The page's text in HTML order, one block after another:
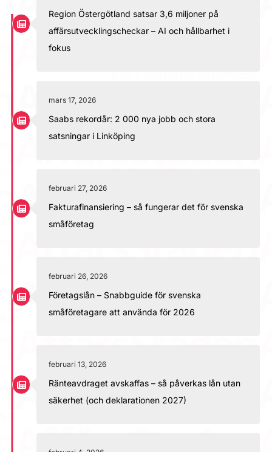
Region Östergötland satsar 3,6 miljoner på
affärsutvecklingscheckar – AI och hållbarhet i
fokus
mars 17, 2026
Saabs rekordår: 2 000 nya jobb och stora
satsningar i Linköping
februari 27, 2026
Fakturafinansiering – så fungerar det för svenska
småföretag
februari 26, 2026
Företagslån – Snabbguide för svenska
småföretagare att använda för 2026
februari 13, 2026
Ränteavdraget avskaffas – så påverkas lån utan
säkerhet (och deklarationen 2027)